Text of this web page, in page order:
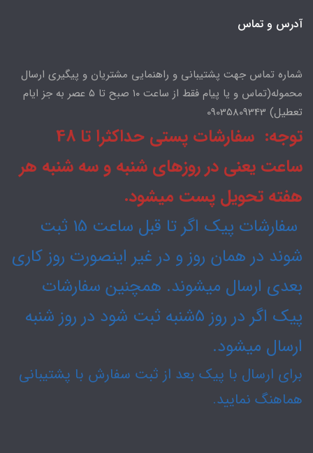
آدرس و تماس
شماره تماس جهت پشتیبانی و راهنمایی مشتریان و پیگیری ارسال
محموله(تماس و یا پیام فقط از ساعت ۱۰ صبح تا ۵ عصر به جز ایام
تعطیل) 09035809343
توجه: سفارشات پستی حداکثرا تا 48
ساعت یعنی در روزهای شنبه و سه شنبه هر
هفته تحویل پست میشود.
سفارشات پیک اگر تا قبل ساعت 15 ثبت
شوند در همان روز و در غیر اینصورت روز کاری
بعدی ارسال میشوند. همچنین سفارشات
پیک اگر در روز ۵شنبه ثبت شود در روز شنبه
ارسال میشود.
برای ارسال با پیک بعد از ثبت سفارش با پشتیبانی
هماهنگ نمایید.